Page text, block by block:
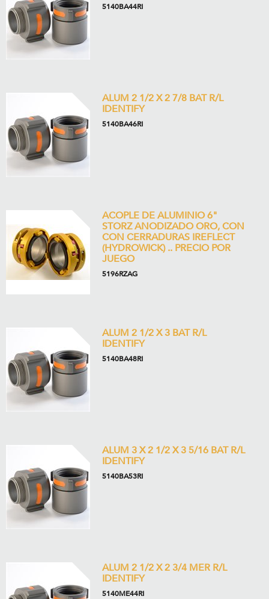
5140BA44RI
ALUM 2 1/2 X 2 7/8 BAT R/L
IDENTIFY
5140BA46RI
ACOPLE DE ALUMINIO 6"
STORZ ANODIZADO ORO, CON
CON CERRADURAS IREFLECT
(HYDROWICK) .. PRECIO POR
JUEGO
5196RZAG
ALUM 2 1/2 X 3 BAT R/L
IDENTIFY
5140BA48RI
ALUM 3 X 2 1/2 X 3 5/16 BAT R/L
IDENTIFY
5140BA53RI
ALUM 2 1/2 X 2 3/4 MER R/L
IDENTIFY
5140ME44RI